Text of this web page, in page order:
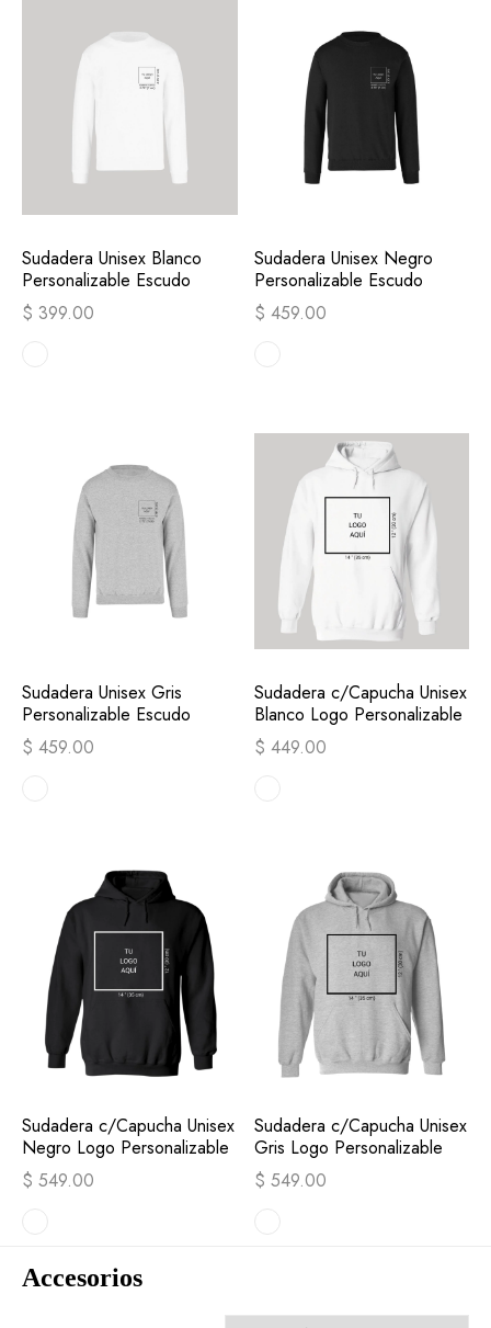
Sudadera Unisex Blanco
Personalizable Escudo
$ 399.00
Sudadera Unisex Negro
Personalizable Escudo
$ 459.00
Sudadera Unisex Gris
Personalizable Escudo
$ 459.00
Sudadera c/Capucha Unisex
Blanco Logo Personalizable
$ 449.00
Sudadera c/Capucha Unisex
Negro Logo Personalizable
$ 549.00
Sudadera c/Capucha Unisex
Gris Logo Personalizable
$ 549.00
Accesorios